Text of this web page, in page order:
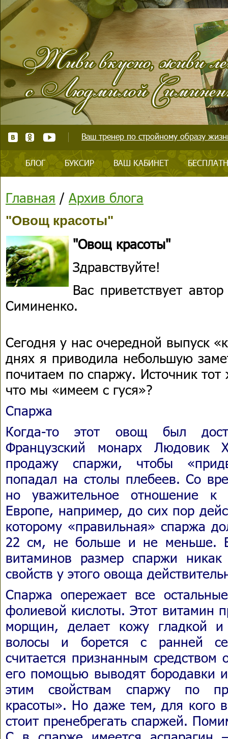
Ваш тренер по стройному образу
БЛОГ БУКСИР ВАШ КАБИНЕТ
Главная / Архив блога
"Овощ красоты"
"Овощ красоты"
Здравствуйте!
Вас приветствует
Симиненко.
Сегодня у нас очередной выпуск
днях я приводила небольшую
почитаем по спаржу. Источник
что мы «имеем с гуся»?
Спаржа
Когда-то этот овощ был
Французский монарх Людовик
продажу спаржи, чтобы
попадал на столы плебеев. Со
но уважительное отношение к
Европе, например, до сих пор
которому «правильная» спаржа
22 см, не больше и не меньше.
витаминов размер спаржи
свойств у этого овоща
Спаржа опережает все
фолиевой кислоты. Этот витамин
морщин, делает кожу гладкой и
волосы и борется с ранней
считается признанным средством
его помощью выводят бородавки
этим свойствам спаржу по
красоты». Но даже тем, для кого
стоит пренебрегать спаржей.